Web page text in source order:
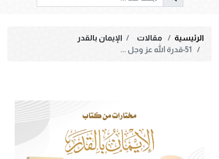
الرئيسية مقالات
الإيمان بالقدر